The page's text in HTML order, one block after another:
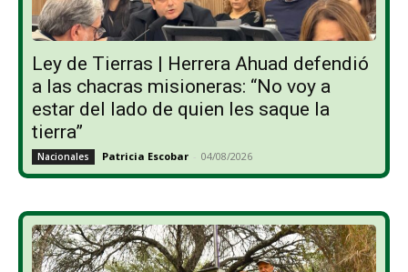
Ley de Tierras | Herrera Ahuad defendió
a las chacras misioneras: “No voy a
estar del lado de quien les saque la
tierra”
Nacionales Patricia Escobar - 04/08/2026